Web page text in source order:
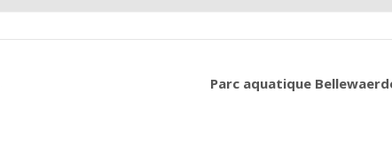
Parc aquatique